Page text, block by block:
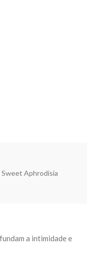
Sweet Aphrodisia
a intimidade e